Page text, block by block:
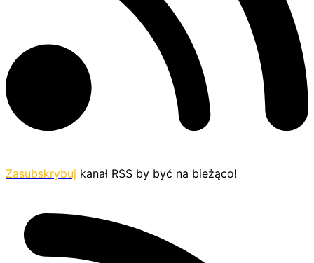
Zasubskrybuj kanał RSS by być na bieżąco!